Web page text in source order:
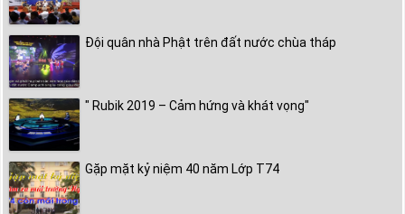
Đội quân nhà Phật trên đất nước chùa tháp
" Rubik 2019 – Cảm hứng và khát vọng"
Gặp mặt kỷ niệm 40 năm Lớp T74